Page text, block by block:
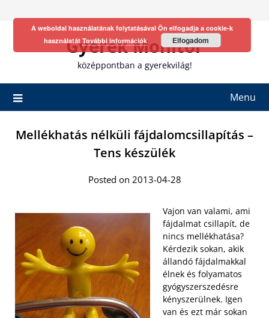
Gyerek Monitor
középpontban a gyerekvilág!
Menu
Mellékhatás nélküli fájdalomcsillapítás –
Tens készülék
Posted on 2013-04-28
Vajon van valami, ami
fájdalmat csillapít, de
nincs mellékhatása?
Kérdezik sokan, akik
állandó fájdalmakkal
élnek és folyamatos
gyógyszerszedésre
kényszerülnek. Igen
van és ezt már sokan
A weboldal használatának folytatásával Ön elfogadja a cookie-k
használatát További információk Elfogadom